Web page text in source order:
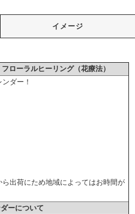
イメージ
ーラルヒーリング（花療法）
ダー！
出荷にため地域によってはお時間が
ーについて